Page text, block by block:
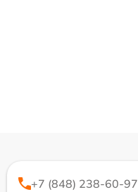
+7 (848) 238-60-97